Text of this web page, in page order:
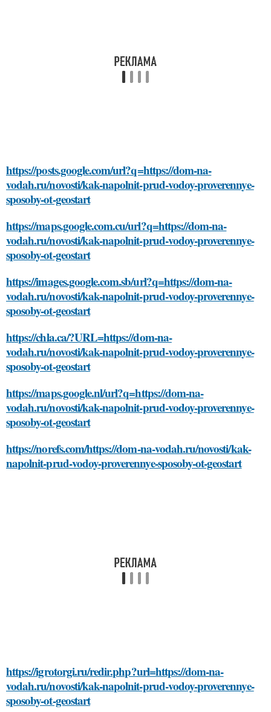
https://posts.google.com/url?q=https://dom-na-
vodah.ru/novosti/kak-napolnit-prud-vodoy-proverennye-
sposoby-ot-geostart
https://maps.google.com.cu/url?q=https://dom-na-
vodah.ru/novosti/kak-napolnit-prud-vodoy-proverennye-
sposoby-ot-geostart
https://images.google.com.sb/url?q=https://dom-na-
vodah.ru/novosti/kak-napolnit-prud-vodoy-proverennye-
sposoby-ot-geostart
https://chla.ca/?URL=https://dom-na-
vodah.ru/novosti/kak-napolnit-prud-vodoy-proverennye-
sposoby-ot-geostart
https://maps.google.nl/url?q=https://dom-na-
vodah.ru/novosti/kak-napolnit-prud-vodoy-proverennye-
sposoby-ot-geostart
https://norefs.com/https://dom-na-vodah.ru/novosti/kak-
napolnit-prud-vodoy-proverennye-sposoby-ot-geostart
https://igrotorgi.ru/redir.php?url=https://dom-na-
vodah.ru/novosti/kak-napolnit-prud-vodoy-proverennye-
sposoby-ot-geostart